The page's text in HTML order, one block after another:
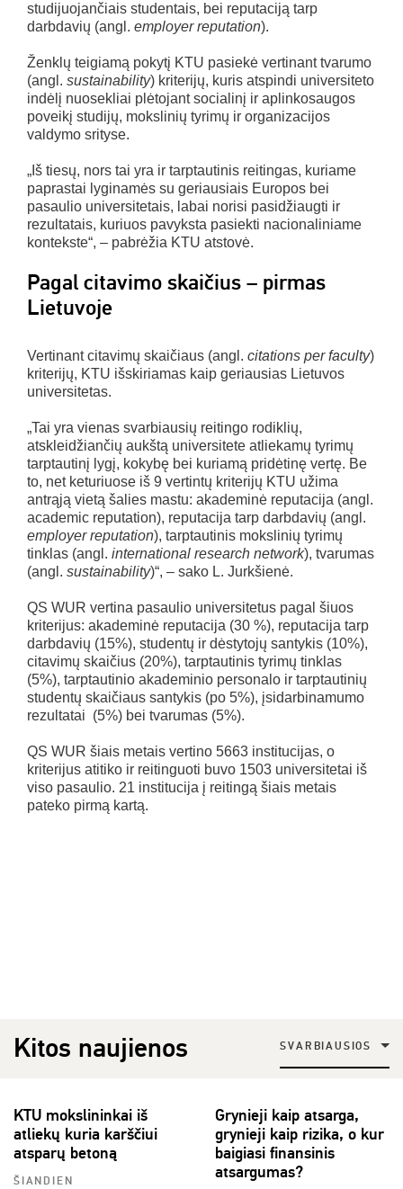
studijuojančiais studentais, bei reputaciją tarp
darbdavių (angl. employer reputation).
Ženklų teigiamą pokytį KTU pasiekė vertinant tvarumo
(angl. sustainability) kriterijų, kuris atspindi universiteto
indėlį nuosekliai plėtojant socialinį ir aplinkosaugos
poveikį studijų, mokslinių tyrimų ir organizacijos
valdymo srityse.
„Iš tiesų, nors tai yra ir tarptautinis reitingas, kuriame
paprastai lyginamės su geriausiais Europos bei
pasaulio universitetais, labai norisi pasidžiaugti ir
rezultatais, kuriuos pavyksta pasiekti nacionaliniame
kontekste“, – pabrėžia KTU atstovė.
Pagal citavimo skaičius – pirmas
Lietuvoje
Vertinant citavimų skaičiaus (angl. citations per faculty)
kriterijų, KTU išskiriamas kaip geriausias Lietuvos
universitetas.
„Tai yra vienas svarbiausių reitingo rodiklių,
atskleidžiančių aukštą universitete atliekamų tyrimų
tarptautinį lygį, kokybę bei kuriamą pridėtinę vertę. Be
to, net keturiuose iš 9 vertintų kriterijų KTU užima
antrąją vietą šalies mastu: akademinė reputacija (angl.
academic reputation), reputacija tarp darbdavių (angl.
employer reputation), tarptautinis mokslinių tyrimų
tinklas (angl. international research network), tvarumas
(angl. sustainability)“, – sako L. Jurkšienė.
QS WUR vertina pasaulio universitetus pagal šiuos
kriterijus: akademinė reputacija (30 %), reputacija tarp
darbdavių (15%), studentų ir dėstytojų santykis (10%),
citavimų skaičius (20%), tarptautinis tyrimų tinklas
(5%), tarptautinio akademinio personalo ir tarptautinių
studentų skaičiaus santykis (po 5%), įsidarbinamumo
rezultatai (5%) bei tvarumas (5%).
QS WUR šiais metais vertino 5663 institucijas, o
kriterijus atitiko ir reitinguoti buvo 1503 universitetai iš
viso pasaulio. 21 institucija į reitingą šiais metais
pateko pirmą kartą.
Kitos naujienos SVARBIAUSIOS
KTU mokslininkai iš
atliekų kuria karščiui
atsparų betoną
ŠIANDIEN
Grynieji kaip atsarga,
grynieji kaip rizika, o kur
baigiasi finansinis
atsargumas?